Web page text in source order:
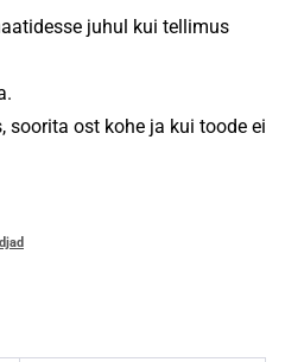
juhul kui tellimus
soorita ost kohe ja kui toode ei